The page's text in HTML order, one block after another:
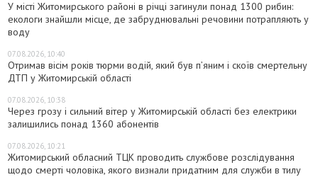
У місті Житомирського районі в річці загинули понад 1300 рибин:
екологи знайшли місце, де забруднювальні речовини потрапляють у
воду
07.08.2026, 10:40
Отримав вісім років тюрми водій, який був п’яним і скоїв смертельну
ДТП у Житомирській області
07.08.2026, 10:38
Через грозу і сильний вітер у Житомирській області без електрики
залишились понад 1360 абонентів
07.08.2026, 10:21
Житомирський обласний ТЦК проводить службове розслідування
щодо смерті чоловіка, якого визнали придатним для служби в тилу